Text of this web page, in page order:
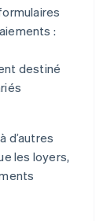
:
destiné
d’autres
les loyers,